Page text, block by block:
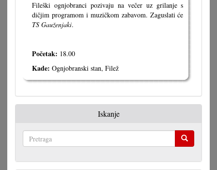
Fileški ognjobranci pozivaju na večer uz grilanje s
dičjim programom i muzičkom zabavom. Zaguslati će
TS Gauženjaki.
Početak: 18.00
Kade: Ognjobranski stan, Filež
Iskanje